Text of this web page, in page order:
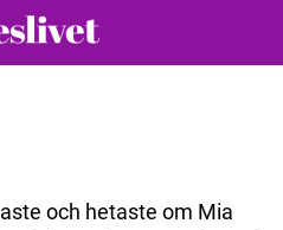
och hetaste om Mia